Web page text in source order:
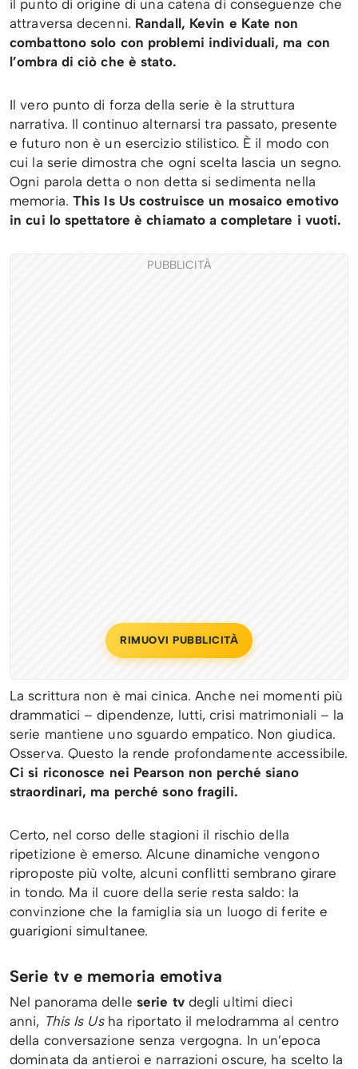
il punto di origine di una catena di conseguenze che
attraversa decenni. Randall, Kevin e Kate non
combattono solo con problemi individuali, ma con
l’ombra di ciò che è stato.
Il vero punto di forza della serie è la struttura
narrativa. Il continuo alternarsi tra passato, presente
e futuro non è un esercizio stilistico. È il modo con
cui la serie dimostra che ogni scelta lascia un segno.
Ogni parola detta o non detta si sedimenta nella
memoria. This Is Us costruisce un mosaico emotivo
in cui lo spettatore è chiamato a completare i vuoti.
PUBBLICITÀ
RIMUOVI PUBBLICITÀ
La scrittura non è mai cinica. Anche nei momenti più
drammatici – dipendenze, lutti, crisi matrimoniali – la
serie mantiene uno sguardo empatico. Non giudica.
Osserva. Questo la rende profondamente accessibile.
Ci si riconosce nei Pearson non perché siano
straordinari, ma perché sono fragili.
Certo, nel corso delle stagioni il rischio della
ripetizione è emerso. Alcune dinamiche vengono
riproposte più volte, alcuni conflitti sembrano girare
in tondo. Ma il cuore della serie resta saldo: la
convinzione che la famiglia sia un luogo di ferite e
guarigioni simultanee.
Serie tv e memoria emotiva
Nel panorama delle serie tvdegli ultimi dieci
anni, This Is Usha riportato il melodramma al centro
della conversazione senza vergogna. In un’epoca
dominata da antieroi e narrazioni oscure, ha scelto la